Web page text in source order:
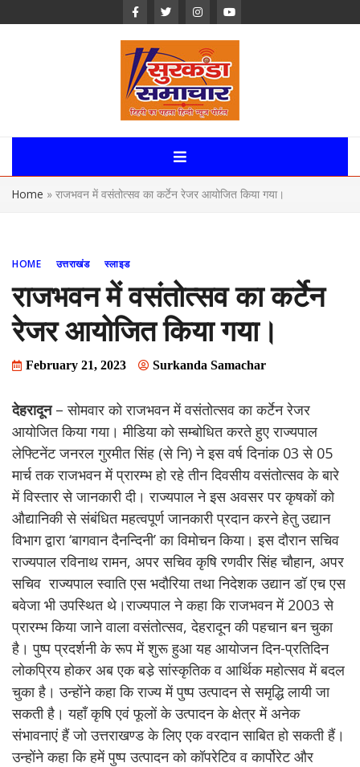
Surkanda
Samachar:
News Portal
Home » राजभवन में वसंतोत्सव का कर्टेन रेजर आयोजित किया गया।
HOME उत्तराखंड स्लाइड
राजभवन में वसंतोत्सव का कर्टेन
रेजर आयोजित किया गया।
February 21, 2023 Surkanda Samachar
देहरादून– सोमवार को राजभवन में वसंतोत्सव का कर्टेन रेजर
आयोजित किया गया। मीडिया को सम्बोधित करते हुए राज्यपाल
लेफ्टिनेंट जनरल गुरमीत सिंह (से नि) ने इस वर्ष दिनांक 03 से 05
मार्च तक राजभवन में प्रारम्भ हो रहे तीन दिवसीय वसंतोत्सव के बारे
में विस्तार से जानकारी दी। राज्यपाल ने इस अवसर पर कृषकों को
औद्यानिकी से संबंधित महत्वपूर्ण जानकारी प्रदान करने हेतु उद्यान
विभाग द्वारा ‘बागवान दैनन्दिनी’ का विमोचन किया। इस दौरान सचिव
राज्यपाल रविनाथ रामन, अपर सचिव कृषि रणवीर सिंह चौहान, अपर
सचिव राज्यपाल स्वाति एस भदौरिया तथा निदेशक उद्यान डॉ एच एस
बवेजा भी उपस्थित थे।राज्यपाल ने कहा कि राजभवन में 2003 से
प्रारम्भ किया जाने वाला वसंतोत्सव, देहरादून की पहचान बन चुका
है। पुष्प प्रदर्शनी के रूप में शुरू हुआ यह आयोजन दिन-प्रतिदिन
लोकप्रिय होकर अब एक बडे़ सांस्कृतिक व आर्थिक महोत्सव में बदल
चुका है। उन्होंने कहा कि राज्य में पुष्प उत्पादन से समृद्धि लायी जा
सकती है। यहाँ कृषि एवं फूलों के उत्पादन के क्षेत्र में अनेक
संभावनाएं हैं जो उत्तराखण्ड के लिए एक वरदान साबित हो सकती हैं।
उन्होंने कहा कि हमें पुष्प उत्पादन को कॉपरेटिव व कार्पोरेट और